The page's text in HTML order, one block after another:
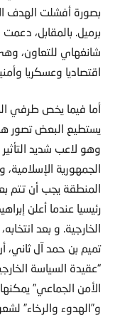
بصورة أفشلت الهدف
برميل. بالمقابل،
شانغهاي للتعاون،
اقتصاديا وعسكريا
أما فيما يخص طرفي
يستطيع البعض تصور
وهو لاعب شديد
الجمهورية
المنطقة يجب أن تتم
رئيسيا عندما أعلن
الخارجية. و بعد
تميم بن حمد آل ثاني،
“عقيدة السياسة
الأمن الجماعي”
و”الهدوء والرخاء”